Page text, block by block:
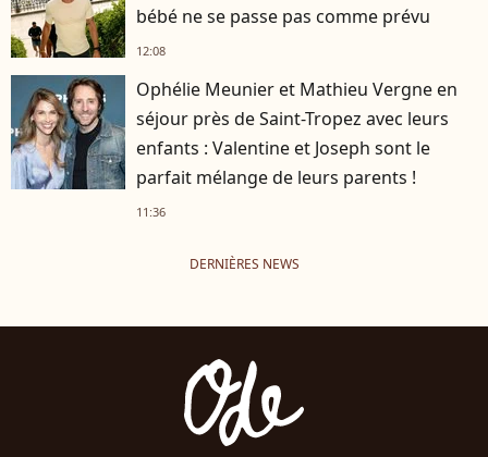
bébé ne se passe pas comme prévu
12:08
Ophélie Meunier et Mathieu Vergne en
séjour près de Saint-Tropez avec leurs
enfants : Valentine et Joseph sont le
parfait mélange de leurs parents !
11:36
DERNIÈRES NEWS